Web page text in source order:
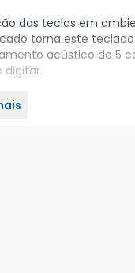
das teclas em
torna este
acústico de 5
digitar.